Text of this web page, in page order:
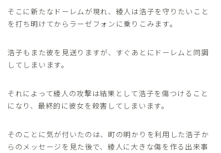
そこに新たなドーレムが現れ、綾人は浩子を守りたいこと
を打ち明けてからラーゼフォンに乗りこみます。
浩子もまた彼を見送りますが、すぐあとにドーレムと同調
してしまいます。
それによって綾人の攻撃は結果として浩子を傷つけること
になり、最終的に彼女を殺害してしまいます。
そのことに気が付いたのは、町の明かりを利用した浩子か
らのメッセージを見た後で、綾人に大きな傷を作る出来事